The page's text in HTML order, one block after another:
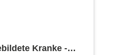
Kranke -